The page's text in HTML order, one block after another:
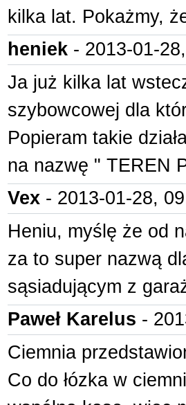
kilka lat. Pokażmy,
heniek - 2013-01-
Ja już kilka lat
szybowcowej dla
Popieram takie
na nazwę " TEREN
Vex - 2013-01-28,
Heniu, myślę że od
za to super nazwą
sąsiadującym z
Paweł Karelus -
Ciemnia
Co do łózka w